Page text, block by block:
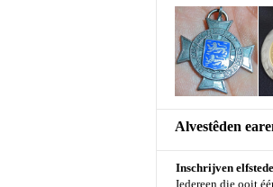
Alvestêden
Inschrijven
Iedereen die ooit